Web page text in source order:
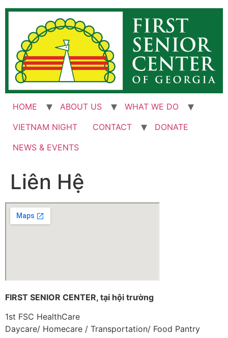
Skip
HOME ABOUT US
WHAT WE DO
VIETNAM NIGHT
CONTACT
DONATE
NEWS & EVENTS
Liên Hệ
FIRST SENIOR CENTER, tại hội trường
1st FSC HealthCare
Daycare/ Homecare / Transportation/ Food Pantry